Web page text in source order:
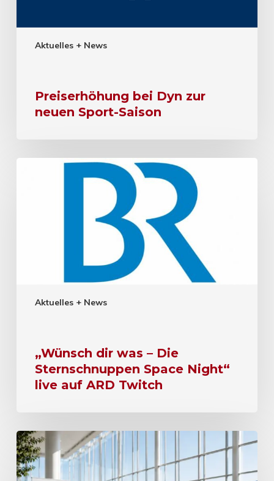
Aktuelles + News
Preiserhöhung bei Dyn zur
neuen Sport-Saison
Aktuelles + News
„Wünsch dir was – Die
Sternschnuppen Space Night“
live auf ARD Twitch